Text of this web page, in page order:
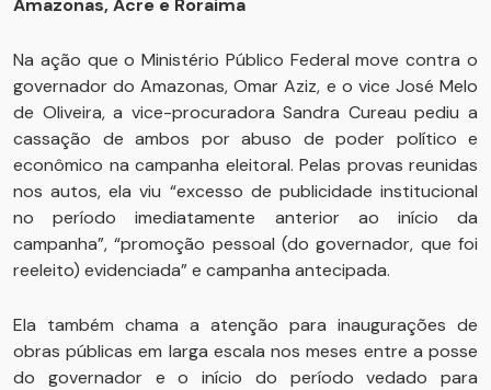
Amazonas, Acre e Roraima
Na ação que o Ministério Público Federal move contra o
governador do Amazonas, Omar Aziz, e o vice José Melo
de Oliveira, a vice-procuradora Sandra Cureau pediu a
cassação de ambos por abuso de poder político e
econômico na campanha eleitoral. Pelas provas reunidas
nos autos, ela viu “excesso de publicidade institucional
no período imediatamente anterior ao início da
campanha”, “promoção pessoal (do governador, que foi
reeleito) evidenciada” e campanha antecipada.
Ela também chama a atenção para inaugurações de
obras públicas em larga escala nos meses entre a posse
do governador e o início do período vedado para